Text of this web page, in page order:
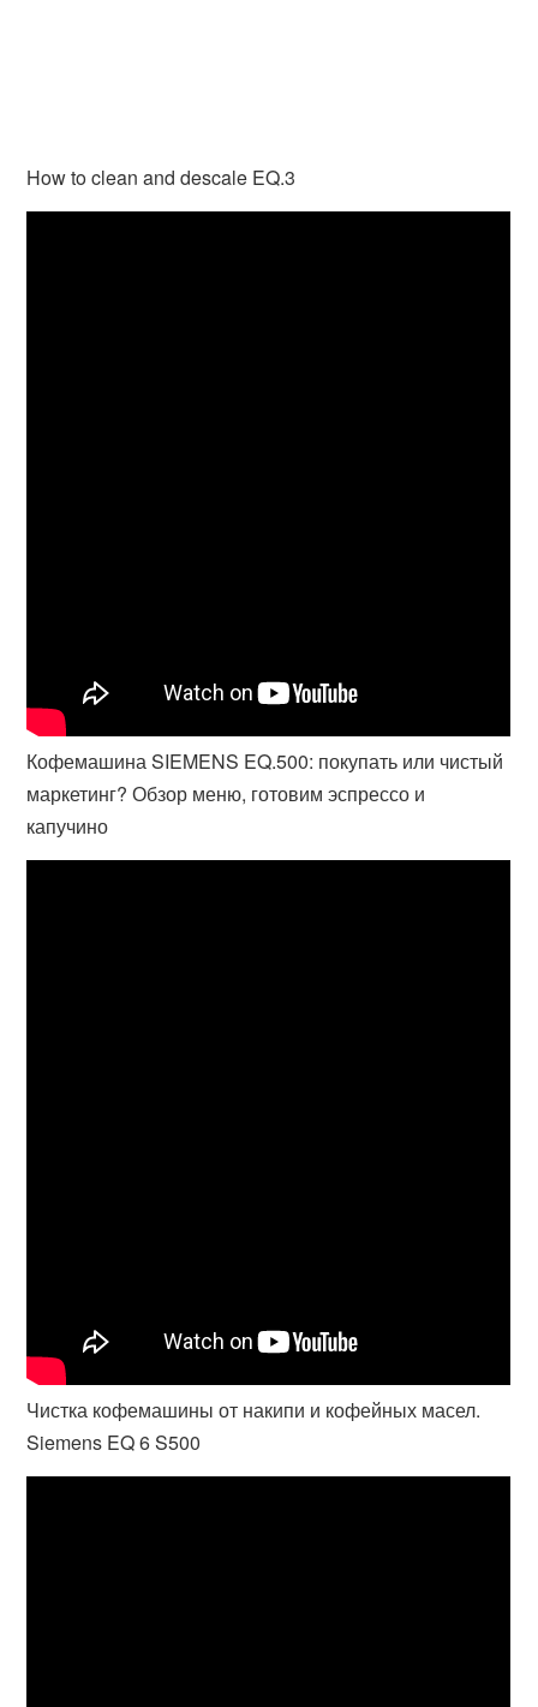
How to clean and descale EQ.3
Кофемашина SIEMENS EQ.500: покупать или чистый
маркетинг? Обзор меню, готовим эспрессо и
капучино
Чистка кофемашины от накипи и кофейных масел.
Siemens EQ 6 S500